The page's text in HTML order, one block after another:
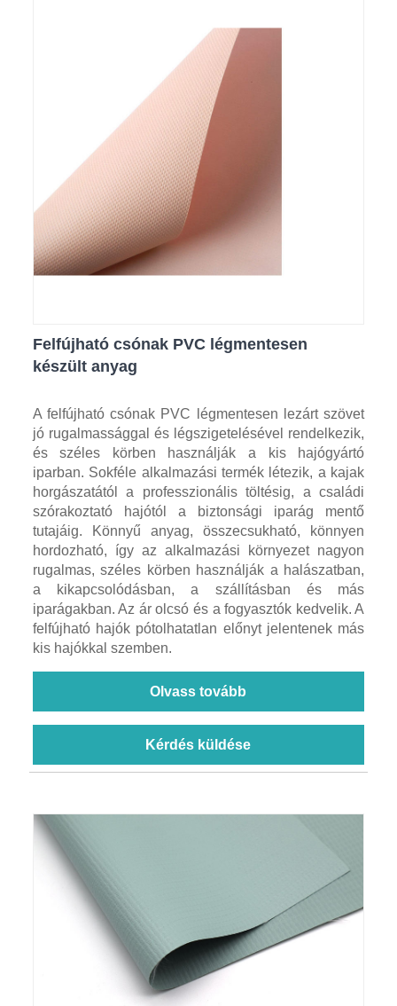
Felfújható csónak PVC légmentesen
készült anyag
A felfújható csónak PVC légmentesen lezárt szövet
jó rugalmassággal és légszigetelésével rendelkezik,
és széles körben használják a kis hajógyártó
iparban. Sokféle alkalmazási termék létezik, a kajak
horgászatától a professzionális töltésig, a családi
szórakoztató hajótól a biztonsági iparág mentő
tutajáig. Könnyű anyag, összecsukható, könnyen
hordozható, így az alkalmazási környezet nagyon
rugalmas, széles körben használják a halászatban,
a kikapcsolódásban, a szállításban és más
iparágakban. Az ár olcsó és a fogyasztók kedvelik. A
felfújható hajók pótolhatatlan előnyt jelentenek más
kis hajókkal szemben.
Olvass tovább
Kérdés küldése